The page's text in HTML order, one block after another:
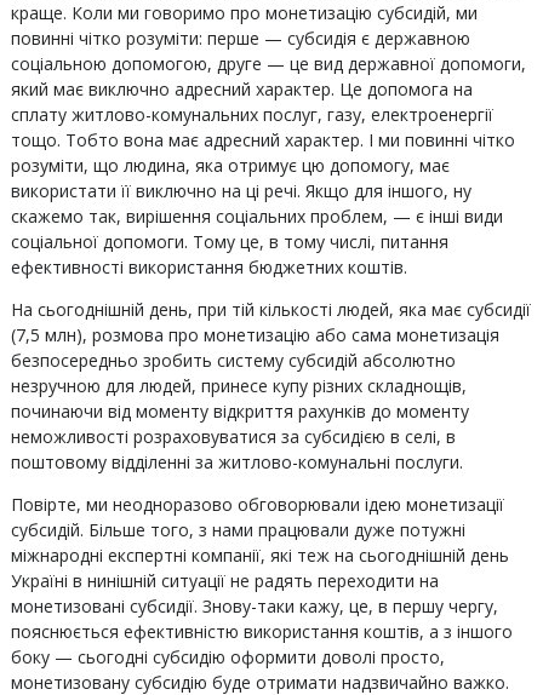
краще. Коли ми говоримо про монетизацію субсидій, ми
повинні чітко розуміти: перше — субсидія є державною
соціальною допомогою, друге — це вид державної допомоги,
який має виключно адресний характер. Це допомога на
сплату житлово-комунальних послуг, газу, електроенергії
тощо. Тобто вона має адресний характер. І ми повинні чітко
розуміти, що людина, яка отримує цю допомогу, має
використати її виключно на ці речі. Якщо для іншого, ну
скажемо так, вирішення соціальних проблем, — є інші види
соціальної допомоги. Тому це, в тому числі, питання
ефективності використання бюджетних коштів.
На сьогоднішній день, при тій кількості людей, яка має субсидії
(7,5 млн), розмова про монетизацію або сама монетизація
безпосередньо зробить систему субсидій абсолютно
незручною для людей, принесе купу різних складнощів,
починаючи від моменту відкриття рахунків до моменту
неможливості розраховуватися за субсидією в селі, в
поштовому відділенні за житлово-комунальні послуги.
Повірте, ми неодноразово обговорювали ідею монетизації
субсидій. Більше того, з нами працювали дуже потужні
міжнародні експертні компанії, які теж на сьогоднішній день
Україні в нинішній ситуації не радять переходити на
монетизовані субсидії. Знову-таки кажу, це, в першу чергу,
пояснюється ефективністю використання коштів, а з іншого
боку — сьогодні субсидію оформити доволі просто,
монетизовану субсидію буде отримати надзвичайно важко.